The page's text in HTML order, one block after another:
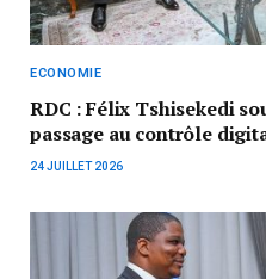
ECONOMIE
RDC : Félix Tshisekedi
passage au contrôle
24 JUILLET 2026